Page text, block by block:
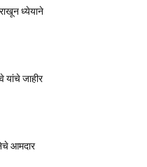
राखून ध्येयाने
यांचे जाहीर
आमदार